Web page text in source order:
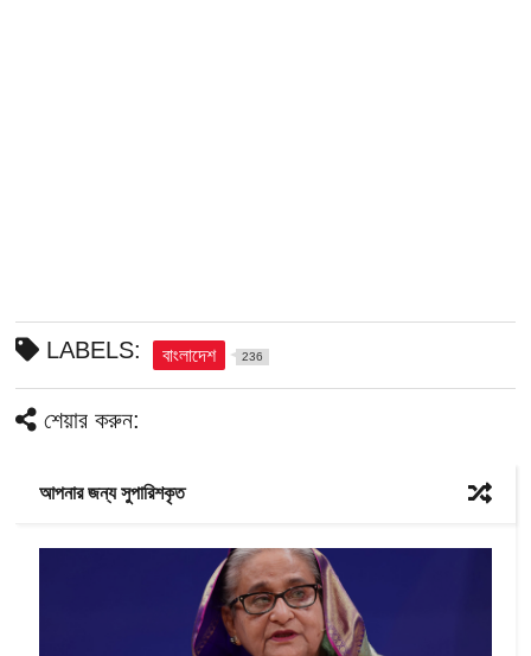
LABELS: বাংলাদেশ 236
শেয়ার করুন:
আপনার জন্য সুপারিশকৃত